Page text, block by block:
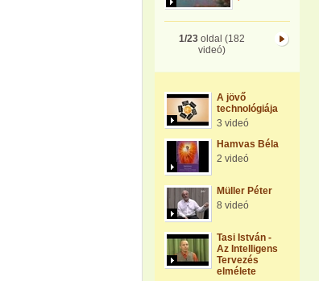
1/23 oldal (182
videó)
A jövő
technológiája
3 videó
Hamvas Béla
2 videó
Müller Péter
8 videó
Tasi István -
Az Intelligens
Tervezés
elmélete